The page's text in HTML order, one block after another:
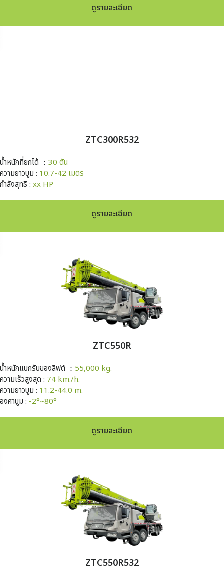
ดูรายละเอียด
ZTC300R532
น้ำหนักที่ยกได้ ： 30 ตัน
ความยาวบูม : 10.7-42 เมตร
กำลังสุทธิ : xx HP
ดูรายละเอียด
ZTC550R
น้ำหนักแบกรับของลิฟต์ ： 55,000 kg.
ความเร็วสูงสุด : 74 km./h.
ความยาวบูม : 11.2-44.0 m.
องศาบูม : -2°~80°
ดูรายละเอียด
ZTC550R532